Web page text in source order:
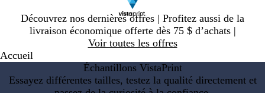
Découvrez nos dernières offres | Profitez aussi de la
livraison économique offerte dès 75 $ d’achats |
Voir toutes les offres
Diapositive
1
Accueil
Échantillons VistaPrint
Essayez différentes tailles, testez la qualité directement et